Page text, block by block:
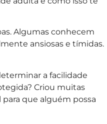
Algumas conhecem
ansiosas e tímidas.
a facilidade
Criou muitas
que alguém possa